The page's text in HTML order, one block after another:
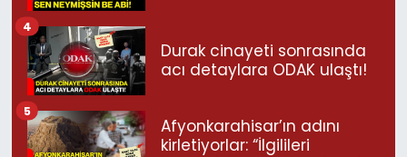
Durak cinayeti sonrasında
acı detaylara ODAK ulaştı!
4
Afyonkarahisar’ın adını
kirletiyorlar: “İlgilileri
5